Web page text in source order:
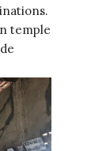
temple